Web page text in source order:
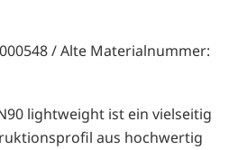
/ Alte Materialnummer:
lightweight ist ein vielseitig
aus hochwertig